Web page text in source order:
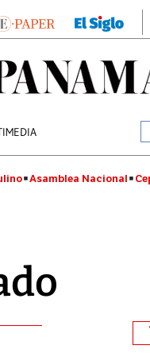
Asamblea Nacional